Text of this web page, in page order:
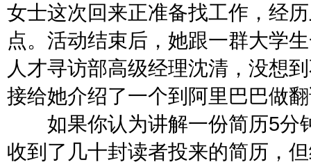
女士这次回来正准备找工作，经
点。活动结束后，她跟一群大学
人才寻访部高级经理沈清，没想
接给她介绍了一个到阿里巴巴做
如果你认为讲解一份简历5分
收到了几十封读者投来的简历，